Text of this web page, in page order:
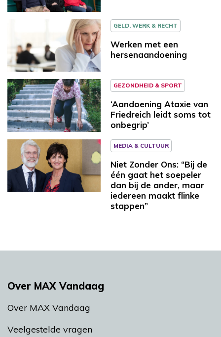
GELD, WERK & RECHT
Werken met een
hersenaandoening
GEZONDHEID & SPORT
‘Aandoening Ataxie van
Friedreich leidt soms tot
onbegrip’
MEDIA & CULTUUR
Niet Zonder Ons: “Bij de
één gaat het soepeler
dan bij de ander, maar
iedereen maakt flinke
stappen”
Over MAX Vandaag
Over MAX Vandaag
Veelgestelde vragen